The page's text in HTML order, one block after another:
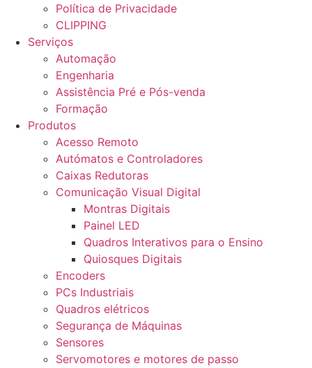
Política de Privacidade
CLIPPING
Serviços
Automação
Engenharia
Assistência Pré e Pós-venda
Formação
Produtos
Acesso Remoto
Autómatos e Controladores
Caixas Redutoras
Comunicação Visual Digital
Montras Digitais
Painel LED
Quadros Interativos para o Ensino
Quiosques Digitais
Encoders
PCs Industriais
Quadros elétricos
Segurança de Máquinas
Sensores
Servomotores e motores de passo